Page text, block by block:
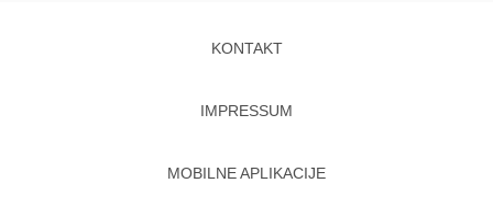
KONTAKT
IMPRESSUM
MOBILNE APLIKACIJE